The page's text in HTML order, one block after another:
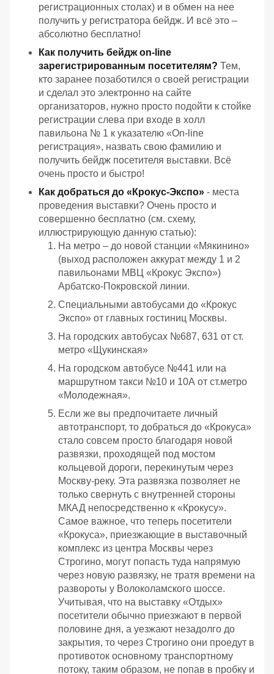
регистрационных столах) и в обмен на нее
получить у регистратора бейдж. И всё это –
абсолютно бесплатно!
Как получить бейдж on-line
зарегистрированным посетителям? Тем,
кто заранее позаботился о своей регистрации
и сделал это электронно на сайте
организаторов, нужно просто подойти к стойке
регистрации слева при входе в холл
павильона № 1 к указателю «On-line
регистрация», назвать свою фамилию и
получить бейдж посетителя выставки. Всё
очень просто и быстро!
Как добраться до «Крокус-Экспо» - места
проведения выставки? Очень просто и
совершенно бесплатно (см. схему,
иллюстрирующую данную статью):
На метро – до новой станции «Мякинино»
(выход расположен аккурат между 1 и 2
павильонами МВЦ «Крокус Экспо»)
Арбатско-Покровской линии.
Специальными автобусами до «Крокус
Экспо» от главных гостиниц Москвы.
На городских автобусах №687, 631 от ст.
метро «Щукинская»
На городском автобусе №441 или на
маршрутном такси №10 и 10А от ст.метро
«Молодежная».
Если же вы предпочитаете личный
автотранспорт, то добраться до «Крокуса»
стало совсем просто благодаря новой
развязки, проходящей под мостом
кольцевой дороги, перекинутым через
Москву-реку. Эта развязка позволяет не
только свернуть с внутренней стороны
МКАД непосредственно к «Крокусу».
Самое важное, что теперь посетители
«Крокуса», приезжающие в выставочный
комплекс из центра Москвы через
Строгино, могут попасть туда напрямую
через новую развязку, не тратя времени на
развороты у Волоколамского шоссе.
Учитывая, что на выставку «Отдых»
посетители обычно приезжают в первой
половине дня, а уезжают незадолго до
закрытия, то через Строгино они проедут в
противоток основному транспортному
потоку, таким образом, не попав в пробку и